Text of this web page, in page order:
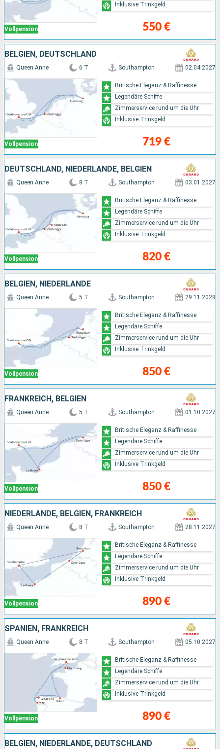
Vollpension 550 €
Inklusive Trinkgeld
BELGIEN, DEUTSCHLAND
Vollpension
Queen Anne 6 T Southampton 02.04.2027
719 €
Britische Eleganz & Raffinesse
Legendäre Schiffe
Zimmerservice rund um die Uhr
Inklusive Trinkgeld
DEUTSCHLAND, NIEDERLANDE, BELGIEN
Vollpension
Queen Anne 8 T Southampton 03.01.2027
820 €
Britische Eleganz & Raffinesse
Legendäre Schiffe
Zimmerservice rund um die Uhr
Inklusive Trinkgeld
BELGIEN, NIEDERLANDE
Vollpension
Queen Anne 5 T Southampton 29.11.2028
850 €
Britische Eleganz & Raffinesse
Legendäre Schiffe
Zimmerservice rund um die Uhr
Inklusive Trinkgeld
FRANKREICH, BELGIEN
Vollpension
Queen Anne 5 T Southampton 01.10.2027
850 €
Britische Eleganz & Raffinesse
Legendäre Schiffe
Zimmerservice rund um die Uhr
Inklusive Trinkgeld
NIEDERLANDE, BELGIEN, FRANKREICH
Vollpension
Queen Anne 8 T Southampton 28.11.2027
890 €
Britische Eleganz & Raffinesse
Legendäre Schiffe
Zimmerservice rund um die Uhr
Inklusive Trinkgeld
SPANIEN, FRANKREICH
Vollpension
Queen Anne 8 T Southampton 05.10.2027
890 €
Britische Eleganz & Raffinesse
Legendäre Schiffe
Zimmerservice rund um die Uhr
Inklusive Trinkgeld
BELGIEN, NIEDERLANDE, DEUTSCHLAND